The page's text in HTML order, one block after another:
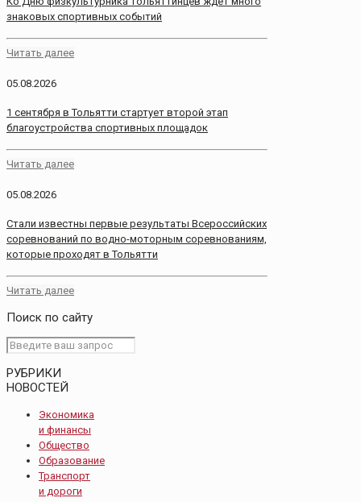
знаковых спортивных событий
Читать далее
05.08.2026
1 сентября в Тольятти стартует второй этап
благоустройства спортивных площадок
Читать далее
05.08.2026
Стали известны первые результаты Всероссийских
соревнований по водно-моторным соревнованиям,
которые проходят в Тольятти
Читать далее
Поиск по сайту
РУБРИКИ
НОВОСТЕЙ
Экономика
и финансы
Общество
Образование
Транспорт
и дороги